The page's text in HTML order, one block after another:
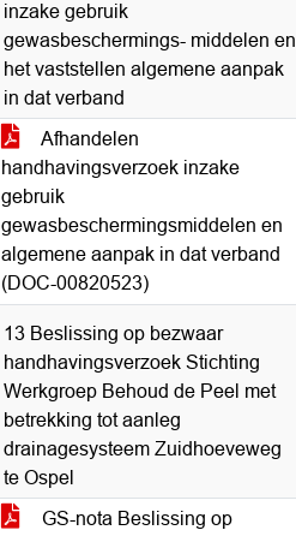
inzake gebruik
gewasbeschermings- middelen en
het vaststellen algemene aanpak
in dat verband
Afhandelen
handhavingsverzoek inzake
gebruik
gewasbeschermingsmiddelen en
algemene aanpak in dat verband
(DOC-00820523)
13 Beslissing op bezwaar
handhavingsverzoek Stichting
Werkgroep Behoud de Peel met
betrekking tot aanleg
drainagesysteem Zuidhoeveweg
te Ospel
GS-nota Beslissing op